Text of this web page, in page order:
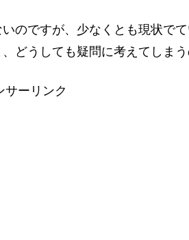
のですが、少なくとも現状でて
どうしても疑問に考えてしまう
サーリンク